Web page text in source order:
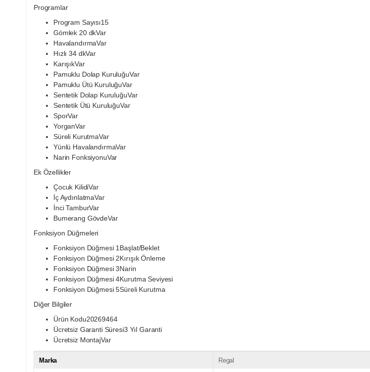
Programlar
Program Sayısı15
Gömlek 20 dkVar
HavalandırmaVar
Hızlı 34 dkVar
KarışıkVar
Pamuklu Dolap KuruluğuVar
Pamuklu Ütü KuruluğuVar
Sentetik Dolap KuruluğuVar
Sentetik Ütü KuruluğuVar
SporVar
YorganVar
Süreli KurutmaVar
Yünlü HavalandırmaVar
Narin FonksiyonuVar
Ek Özellikler
Çocuk KilidiVar
İç AydınlatmaVar
İnci TamburVar
Bumerang GövdeVar
Fonksiyon Düğmeleri
Fonksiyon Düğmesi 1Başlat/Beklet
Fonksiyon Düğmesi 2Kırışık Önleme
Fonksiyon Düğmesi 3Narin
Fonksiyon Düğmesi 4Kurutma Seviyesi
Fonksiyon Düğmesi 5Süreli Kurutma
Diğer Bilgiler
Ürün Kodu20269464
Ücretsiz Garanti Süresi3 Yıl Garanti
Ücretsiz MontajVar
Marka Regal